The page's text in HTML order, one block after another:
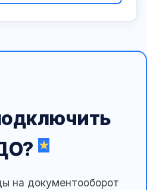
на документооборот